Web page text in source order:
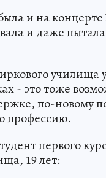
и на
и даже
училища
- это тоже
по-новому
профессию.
первого
19 лет: